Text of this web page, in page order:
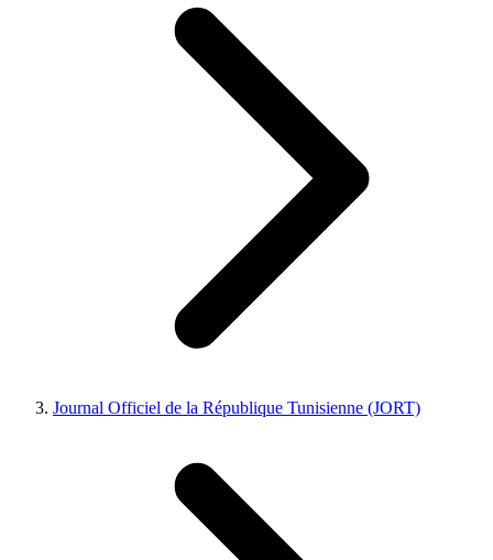
Journal Officiel de la République Tunisienne (JORT)